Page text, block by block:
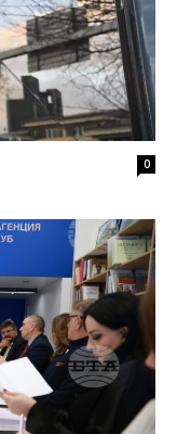
0